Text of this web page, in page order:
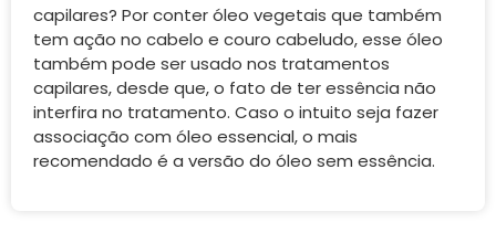
capilares? Por conter óleo vegetais que também
tem ação no cabelo e couro cabeludo, esse óleo
também pode ser usado nos tratamentos
capilares, desde que, o fato de ter essência não
interfira no tratamento. Caso o intuito seja fazer
associação com óleo essencial, o mais
recomendado é a versão do óleo sem essência.